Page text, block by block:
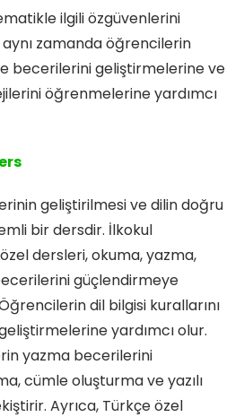
ilgili özgüvenlerini
zamanda öğrencilerin
becerilerini geliştirmelerine ve
öğrenmelerine yardımcı
geliştirilmesi ve dilin doğru
bir dersdir. İlkokul
dersleri, okuma, yazma,
güçlendirmeye
dil bilgisi kurallarını
yardımcı olur.
yazma becerilerini
cümle oluşturma ve yazılı
Ayrıca, Türkçe özel